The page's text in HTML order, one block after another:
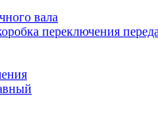
вала
переключения